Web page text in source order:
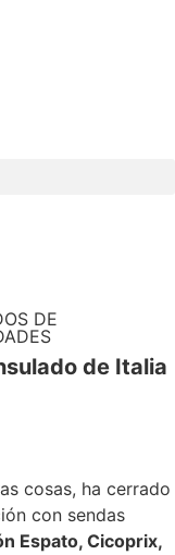
DE
de Italia
cosas, ha cerrado
con sendas
Espato, Cicoprix,